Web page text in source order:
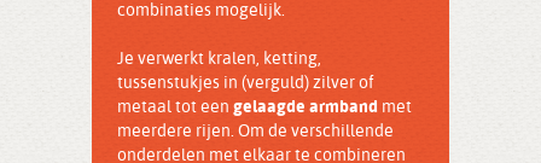
combinaties mogelijk.
Je verwerkt kralen, ketting,
tussenstukjes in (verguld) zilver of
metaal tot een gelaagde armband met
meerdere rijen. Om de verschillende
onderdelen met elkaar te combineren